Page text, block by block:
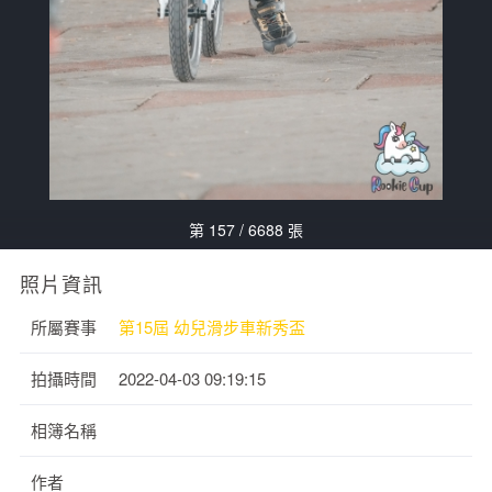
第 157 / 6688 張
照片資訊
所屬賽事 第15屆 幼兒滑步車新秀盃
拍攝時間 2022-04-03 09:19:15
相簿名稱
作者